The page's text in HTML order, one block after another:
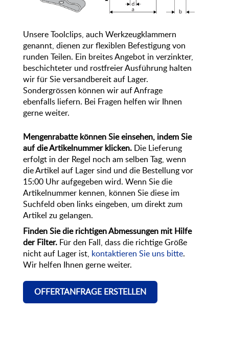
Unsere Toolclips, auch Werkzeugklammern
genannt, dienen zur flexiblen Befestigung von
runden Teilen. Ein breites Angebot in verzinkter,
beschichteter und rostfreier Ausführung halten
wir für Sie versandbereit auf Lager.
Sondergrössen können wir auf Anfrage
ebenfalls liefern. Bei Fragen helfen wir Ihnen
gerne weiter.
Mengenrabatte können Sie einsehen, indem Sie
auf die Artikelnummer klicken. Die Lieferung
erfolgt in der Regel noch am selben Tag, wenn
die Artikel auf Lager sind und die Bestellung vor
15:00 Uhr aufgegeben wird. Wenn Sie die
Artikelnummer kennen, können Sie diese im
Suchfeld oben links eingeben, um direkt zum
Artikel zu gelangen.
Finden Sie die richtigen Abmessungen mit Hilfe
der Filter. Für den Fall, dass die richtige Größe
nicht auf Lager ist,
kontaktieren Sie uns bitte.
Wir helfen Ihnen gerne weiter.
OFFERTANFRAGE ERSTELLEN